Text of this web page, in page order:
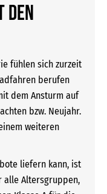
den
fühlen sich zurzeit
berufen
dem Ansturm auf
bzw. Neujahr.
weiteren
liefern kann, ist
alle Altersgruppen,